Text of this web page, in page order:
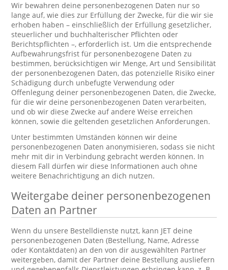
Wir bewahren deine personenbezogenen Daten nur so
lange auf, wie dies zur Erfüllung der Zwecke, für die wir sie
erhoben haben – einschließlich der Erfüllung gesetzlicher,
steuerlicher und buchhalterischer Pflichten oder
Berichtspflichten –, erforderlich ist. Um die entsprechende
Aufbewahrungsfrist für personenbezogene Daten zu
bestimmen, berücksichtigen wir Menge, Art und Sensibilität
der personenbezogenen Daten, das potenzielle Risiko einer
Schädigung durch unbefugte Verwendung oder
Offenlegung deiner personenbezogenen Daten, die Zwecke,
für die wir deine personenbezogenen Daten verarbeiten,
und ob wir diese Zwecke auf andere Weise erreichen
können, sowie die geltenden gesetzlichen Anforderungen.
Unter bestimmten Umständen können wir deine
personenbezogenen Daten anonymisieren, sodass sie nicht
mehr mit dir in Verbindung gebracht werden können. In
diesem Fall dürfen wir diese Informationen auch ohne
weitere Benachrichtigung an dich nutzen.
Weitergabe deiner personenbezogenen
Daten an Partner
Wenn du unsere Bestelldienste nutzt, kann JET deine
personenbezogenen Daten (Bestellung, Name, Adresse
oder Kontaktdaten) an den von dir ausgewählten Partner
weitergeben, damit der Partner deine Bestellung ausliefern